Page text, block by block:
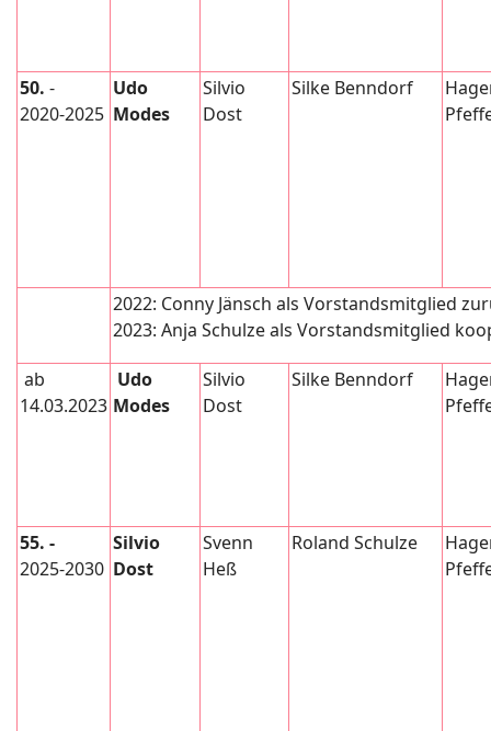
50. -
2020-2025
Udo
Modes
Silvio
Dost
Silke Benndorf
2022: Conny Jänsch als Vorstandsmitglied
2023: Anja Schulze als Vorstandsmitglied
ab
14.03.2023
Udo
Modes
Silvio
Dost
Silke Benndorf
55. -
2025-2030
Silvio
Dost
Svenn
Heß
Roland Schulze